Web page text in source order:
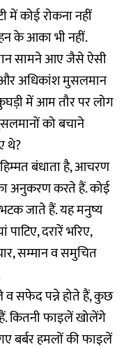
में कोई रोकना नहीं
के आका भी नहीं.
सामने आए जैसे ऐसी
अधिकांश मुसलमान
में आम तौर पर लोग
को बचाने
थे?
बंधाता है, आचरण
अनुकरण करते हैं. कोई
जाते हैं. यह मनुष्य
दरारें भरिए,
सम्मान व समुचित
व सफेद पन्ने होते हैं, कुछ
कितनी फाइलें खोलेंगे
बर्बर हमलों की फाइलें